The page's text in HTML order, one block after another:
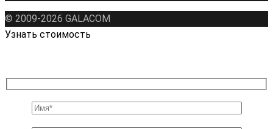
© 2009-2026 GALAСOM
Узнать стоимость